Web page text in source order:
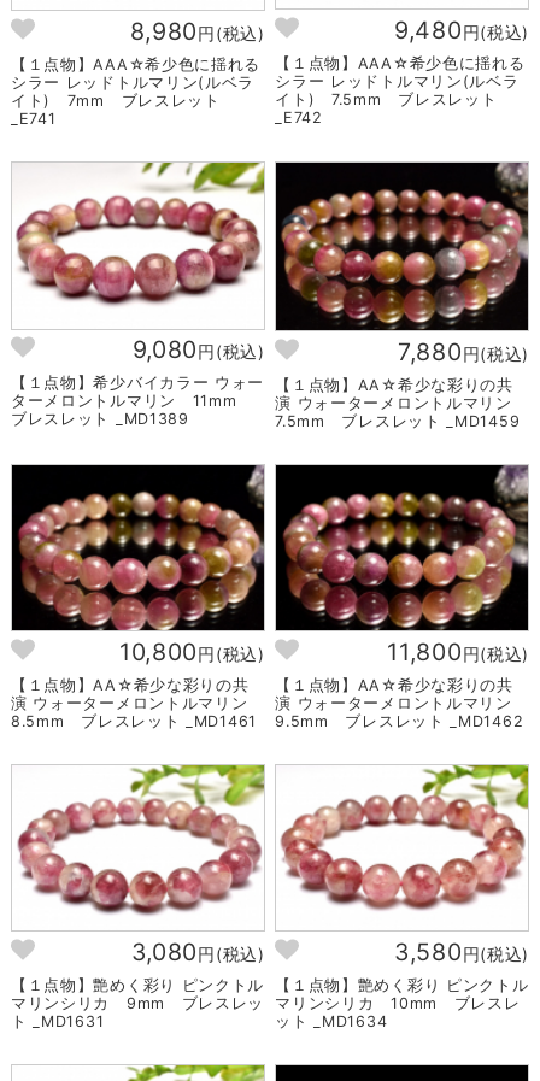
8,980円(税込)
【１点物】AAA☆希少色に揺れる
シラー レッドトルマリン(ルベラ
イト) 7mm ブレスレット
_E741
9,480円(税込)
【１点物】AAA☆希少色に揺れる
シラー レッドトルマリン(ルベラ
イト) 7.5mm ブレスレット
_E742
9,080円(税込)
【１点物】希少バイカラー ウォー
ターメロントルマリン 11mm
ブレスレット _MD1389
7,880円(税込)
【１点物】AA☆希少な彩りの共
演 ウォーターメロントルマリン
7.5mm ブレスレット _MD1459
10,800円(税込)
【１点物】AA☆希少な彩りの共
演 ウォーターメロントルマリン
8.5mm ブレスレット _MD1461
11,800円(税込)
【１点物】AA☆希少な彩りの共
演 ウォーターメロントルマリン
9.5mm ブレスレット _MD1462
3,080円(税込)
【１点物】艶めく彩り ピンクトル
マリンシリカ 9mm ブレスレッ
ト _MD1631
3,580円(税込)
【１点物】艶めく彩り ピンクトル
マリンシリカ 10mm ブレスレ
ット _MD1634